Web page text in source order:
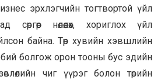
эрхлэгчийн тогтвортой үйл
сөргөөр нөлөөлөх, хориглох үйл
байна. Төр хувийн хэвшлийн
бий болгож орон тооны бус эдийн
чиг үүрэг болон төрийн